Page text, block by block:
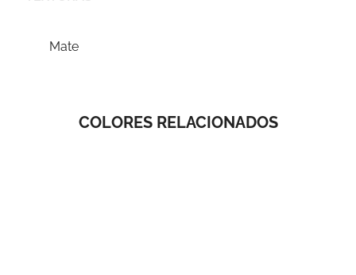
Mate
COLORES RELACIONADOS